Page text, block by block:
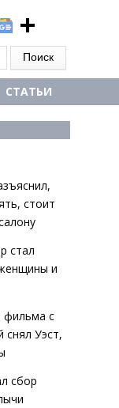
СТАТЬИ
стоит
стал
и
фильма с
Уэст,
сбор